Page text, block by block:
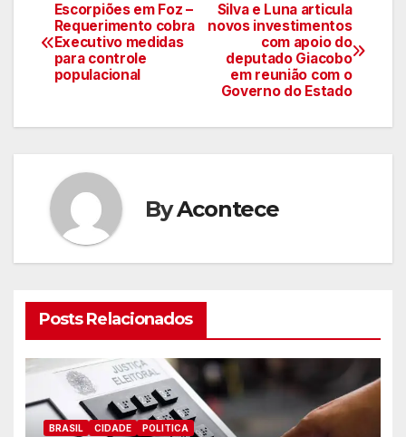
Navegação
de
artigos
Silva e Luna articula
novos investimentos
com apoio do
deputado Giacobo
em reunião com o
Governo do Estado
Escorpiões em Foz –
Requerimento cobra
Executivo medidas
para controle
populacional
ByAcontece
Posts Relacionados
BRASIL CIDADE POLITICA